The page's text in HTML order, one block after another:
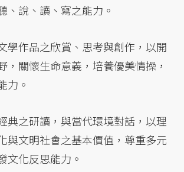
、說、讀、寫之能力。
學作品之欣賞、思考與創作，以開
，關懷生命意義，培養優美情操，
力。
典之研讀，與當代環境對話，以理
與文明社會之基本價值，尊重多元
文化反思能力。